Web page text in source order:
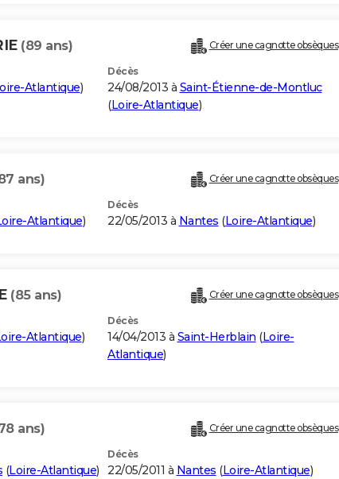
(89 ans) Créer une cagnotte obsèques
Atlantique)
Décès
24/08/2013 à Saint-Étienne-de-Montluc
(Loire-Atlantique)
ans) Créer une cagnotte obsèques
Atlantique)
Décès
22/05/2013 à Nantes (Loire-Atlantique)
(85 ans) Créer une cagnotte obsèques
Atlantique)
Décès
14/04/2013 à Saint-Herblain (Loire-
Atlantique)
ans) Créer une cagnotte obsèques
(Loire-Atlantique)
Décès
22/05/2011 à Nantes (Loire-Atlantique)